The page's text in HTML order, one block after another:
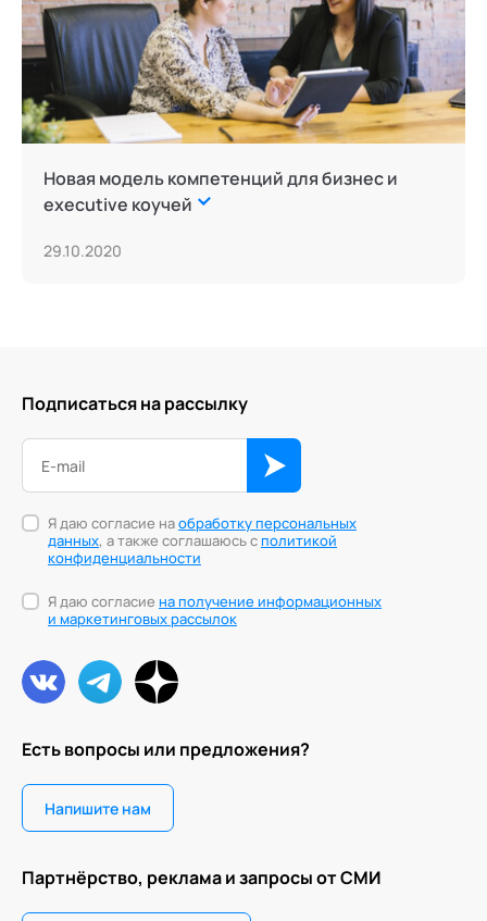
Новая модель компетенций для бизнес и
executive коучей
29.10.2020
Есть вопросы или предложения?
Напишите нам
Партнёрство, реклама и запросы от СМИ
Подписаться на рассылку
Я даю согласие наобработку персональных
данных, а также соглашаюсь сполитикой
конфиденциальности
Я даю согласие на получение информационных
и маркетинговых рассылок